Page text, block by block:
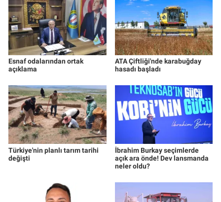
Esnaf odalarından ortak
açıklama
ATA Çiftliği'nde karabuğday
hasadı başladı
Türkiye'nin planlı tarım tarihi
değişti
İbrahim Burkay seçimlerde
açık ara önde! Dev lansmanda
neler oldu?